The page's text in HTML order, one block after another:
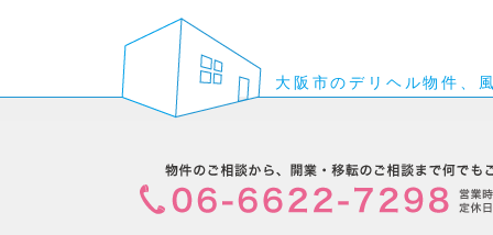
大阪市のデリヘル物件、